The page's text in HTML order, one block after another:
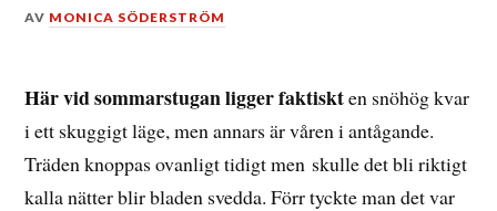
DEN
2015
AV MONICA SÖDERSTRÖM
Här vid sommarstugan ligger faktiskten snöhög kvar
i ett skuggigt läge, men annars är våren i antågande.
Träden knoppas ovanligt tidigt men skulle det bli riktigt
kalla nätter blir bladen svedda. Förr tyckte man det var